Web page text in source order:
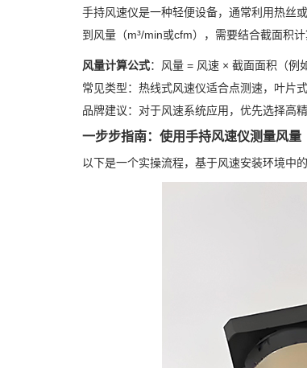
手持风速仪是一种轻便设备，通常利用热丝
到风量（m³/min或cfm），需要结合截面积
风量计算公式：风量 = 风速 × 截面面积（例
常见类型：热线式风速仪适合点测速，叶片
品牌建议：对于风速系统应用，优先选择高
一步步指南：使用手持风速仪测量风量
以下是一个实操流程，基于风速安装环境中